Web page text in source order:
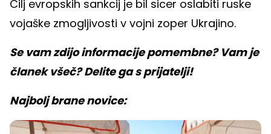
Cilj evropskih sankcij je bil sicer oslabiti ruske
vojaške zmogljivosti v vojni zoper Ukrajino.
Se vam zdijo informacije pomembne? Vam je
članek všeč? Delite ga s prijatelji!
Najbolj brane novice: